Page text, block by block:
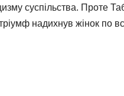
суспільства. Проте
надихнув жінок по